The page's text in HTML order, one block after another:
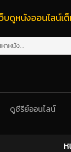
ว็บดูหนังออนไลน์เ
ดูซีรีย์ออนไลน์